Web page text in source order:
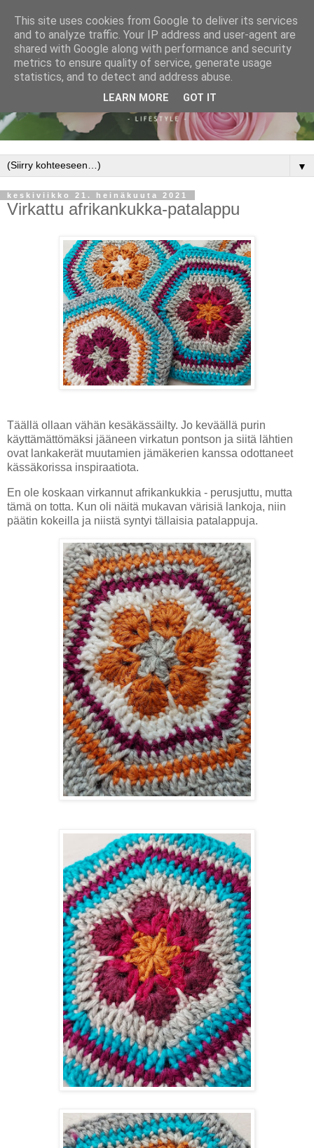
▼
keskiviikko 21. heinäkuuta 2021
Virkattu afrikankukka-patalappu
Täällä ollaan vähän kesäkässäilty. Jo keväällä purin
käyttämättömäksi jääneen virkatun pontson ja siitä lähtien
ovat lankakerät muutamien jämäkerien kanssa odottaneet
kässäkorissa inspiraatiota.
En ole koskaan virkannut afrikankukkia - perusjuttu, mutta
tämä on totta. Kun oli näitä mukavan värisiä lankoja, niin
päätin kokeilla ja niistä syntyi tällaisia patalappuja.
This site uses cookies from Google to deliver its services
and to analyze traffic. Your IP address and user-agent are
shared with Google along with performance and security
metrics to ensure quality of service, generate usage
statistics, and to detect and address abuse.
LEARN MORE GOT IT